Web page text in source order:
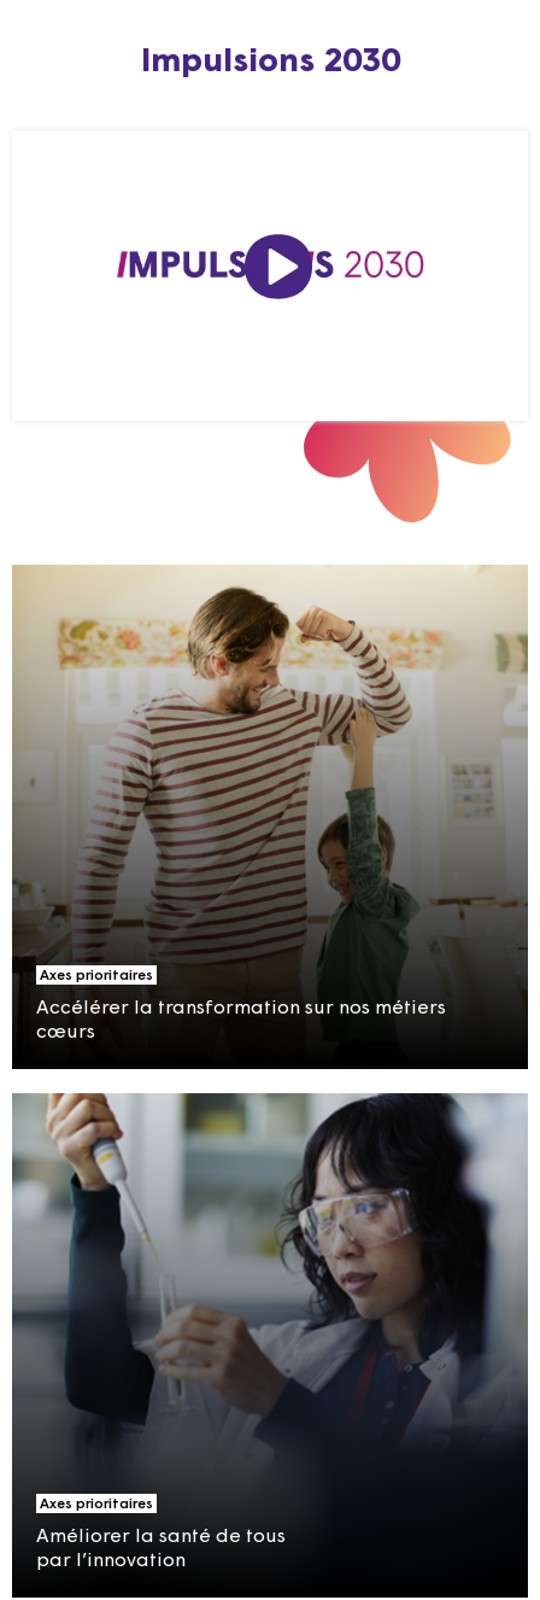
Impulsions 2030
Axes prioritaires
Accélérer la transformation sur nos métiers
cœurs
Axes prioritaires
Améliorer la santé de tous
par l’innovation